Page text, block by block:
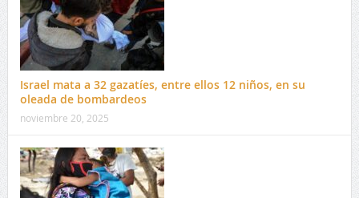
Israel mata a 32 gazatíes, entre ellos 12 niños, en su
oleada de bombardeos
noviembre 20, 2025